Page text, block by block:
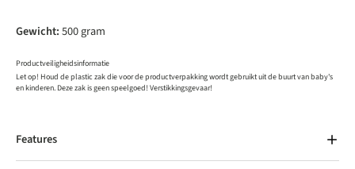
Gewicht:500 gram
Productveiligheidsinformatie
Let op! Houd de plastic zak die voor de productverpakking wordt gebruikt uit de buurt van baby's
en kinderen. Deze zak is geen speelgoed! Verstikkingsgevaar!
Features